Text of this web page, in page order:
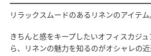
リラックスムードのあるリネンのアイテム
きちんと感をキープしたいオフィスカジ
ら、リネンの魅力を知るのがオシャレの